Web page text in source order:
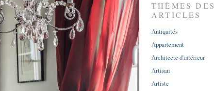
THÈMES DES
ARTICLES
Antiquités
Appartement
Architecte d'intérieur
Artisan
Artiste